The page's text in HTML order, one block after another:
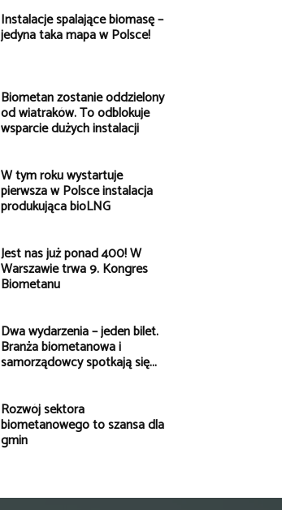
Instalacje spalające biomasę –
jedyna taka mapa w Polsce!
Biometan zostanie oddzielony
od wiatraków. To odblokuje
wsparcie dużych instalacji
W tym roku wystartuje
pierwsza w Polsce instalacja
produkująca bioLNG
Jest nas już ponad 400! W
Warszawie trwa 9. Kongres
Biometanu
Dwa wydarzenia – jeden bilet.
Branża biometanowa i
samorządowcy spotkają się...
Rozwój sektora
biometanowego to szansa dla
gmin